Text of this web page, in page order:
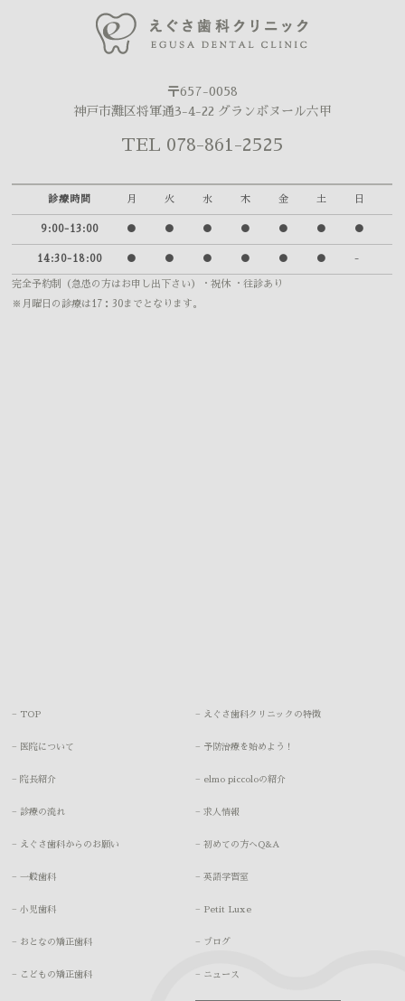
〒657-0058
神戸市灘区将軍通3-4-22 グランボヌール六甲
TEL 078-861-2525
診療時間 月 火 水 木 金 土 日
9:00-13:00 ● ● ● ● ● ● ●
14:30-18:00 ● ● ● ● ● ● -
完全予約制（急患の方はお申し出下さい）
・祝休 ・往診あり
※月曜日の診療は17：30までとなります。
− TOP
− 医院について
− 院長紹介
− 診療の流れ
− えぐさ歯科からのお願い
− 一般歯科
− 小児歯科
− おとなの矯正歯科
− こどもの矯正歯科
− えぐさ歯科クリニックの特徴
− 予防治療を始めよう！
− elmo piccoloの紹介
− 求人情報
− 初めての方へQ&A
− 英語学習室
− Petit Luxe
− ブログ
− ニュース